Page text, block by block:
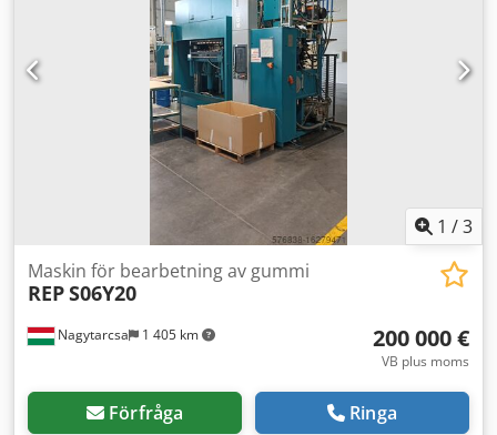
1 /3
Nagytarcsa 1 405 km
Maskin för bearbetning av gummi
REPS06Y20
200 000 €
VB plus moms
Förfråga Ringa